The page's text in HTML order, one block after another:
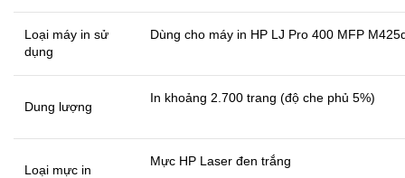
Loại máy in sử
dụng
Dùng cho máy in HP LJ Pro 400 MFP
Dung lượng
In khoảng 2.700 trang (độ che phủ 5%)
Loại mực in
Mực HP Laser đen trắng